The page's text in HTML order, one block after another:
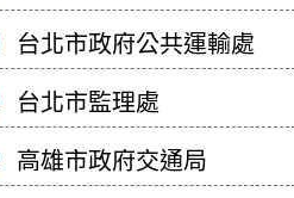
台北市政府公共運輸處
台北市監理處
高雄市政府交通局